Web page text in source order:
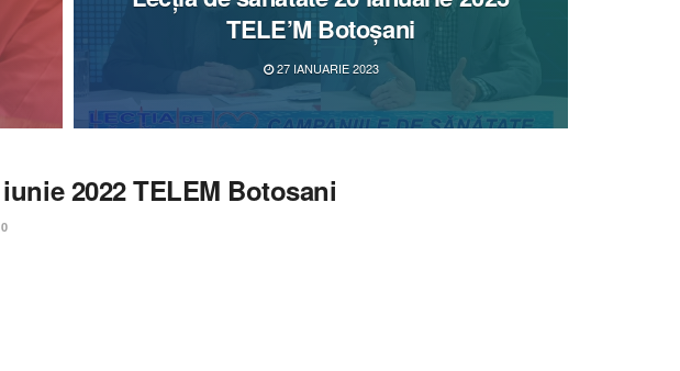
TELE’M Botoșani
27 IANUARIE 2023
2022 TELEM Botosani
0